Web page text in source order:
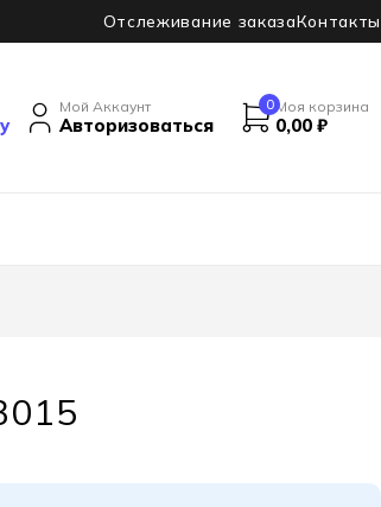
Отслеживание заказаКонтакты
Мой Аккаунт
Авторизоваться
0 Моя корзина
0,00 ₽